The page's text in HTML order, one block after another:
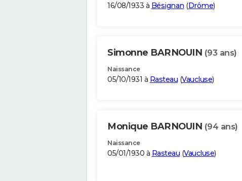
16/08/1933 à Bésignan (Drôme)
Simonne BARNOUIN (93 ans)
Naissance
05/10/1931 à Rasteau (Vaucluse)
Monique BARNOUIN (94 ans)
Naissance
05/01/1930 à Rasteau (Vaucluse)